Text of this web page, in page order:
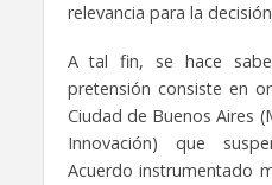
relevancia para la
A tal fin, se hace
pretensión consiste en
Ciudad de Buenos Aires
Innovación) que
Acuerdo instrumentado